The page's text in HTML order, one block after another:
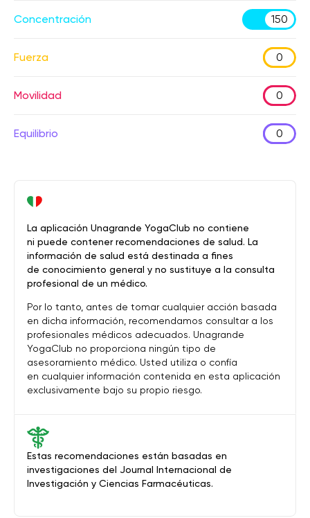
Concentración 150
Fuerza 0
Movilidad 0
Equilibrio 0
Estas recomendaciones están basadas en
investigaciones del Journal Internacional de
Investigación y Ciencias Farmacéuticas.
La aplicación Unagrande YogaClub no contiene
ni puede contener recomendaciones de salud. La
información de salud está destinada a fines
de conocimiento general y no sustituye a la consulta
profesional de un médico.
Por lo tanto, antes de tomar cualquier acción basada
en dicha información, recomendamos consultar a los
profesionales médicos adecuados. Unagrande
YogaClub no proporciona ningún tipo de
asesoramiento médico. Usted utiliza o confía
en cualquier información contenida en esta aplicación
exclusivamente bajo su propio riesgo.